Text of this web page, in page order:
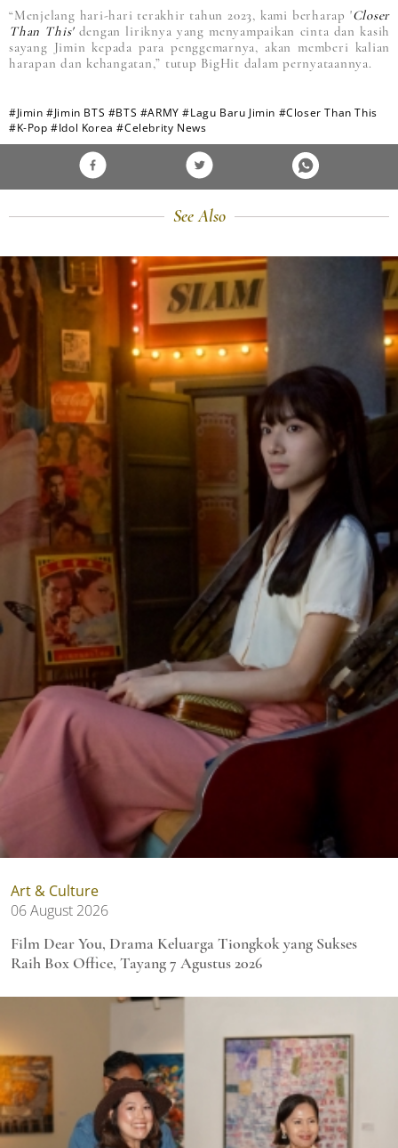
“Menjelang hari-hari terakhir tahun 2023, kami berharap 'Closer
Than This'dengan liriknya yang menyampaikan cinta dan kasih
sayang Jimin kepada para penggemarnya, akan memberi kalian
harapan dan kehangatan,” tutup BigHit dalam pernyataannya.
#Jimin #Jimin BTS #BTS #ARMY #Lagu Baru Jimin #Closer Than This
#K-Pop #Idol Korea #Celebrity News
See Also
Art & Culture
06 August 2026
Film Dear You, Drama Keluarga Tiongkok yang Sukses
Raih Box Office, Tayang 7 Agustus 2026